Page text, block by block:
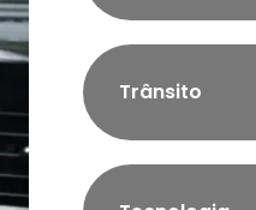
Trânsito